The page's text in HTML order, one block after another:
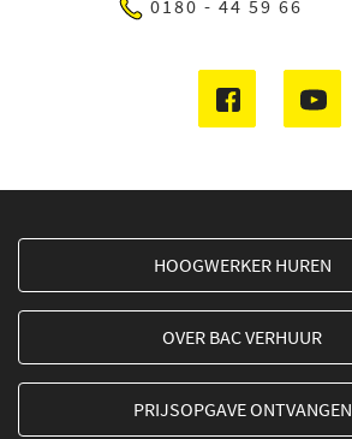
0180 - 44 59 66
HOOGWERKER HUREN
OVER BAC VERHUUR
PRIJSOPGAVE ONTVANGEN